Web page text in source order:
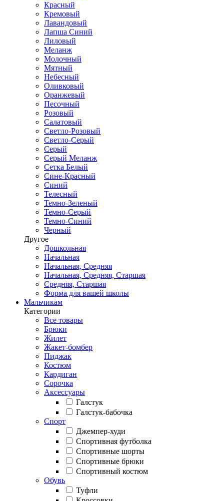
Красный
Кремовый
Лавандовый
Лапша Синий
Лиловый
Меланж
Молочный
Мятный
Небесный
Оливковый
Оранжевый
Песочный
Розовый
Салатовый
Светло-Розовый
Светло-Серый
Серый
Серый Меланж
Сетка Белый
Сине-Красный
Синий
Телесный
Темно-Зеленый
Темно-Серый
Темно-Синий
Черный
Другое
Дошкольная
Начальная
Начальная, Средняя
Начальная, Средняя, Старшая
Средняя, Старшая
Форма для вашей школы
Мальчикам
Категории
Все товары
Брюки
Жилет
Жакет-бомбер
Пиджак
Костюм
Кардиган
Сорочка
Аксессуары
Галстук
Галстук-бабочка
Спорт
Джемпер-худи
Спортивная футболка
Спортивные шорты
Спортивные брюки
Спортивный костюм
Обувь
Туфли